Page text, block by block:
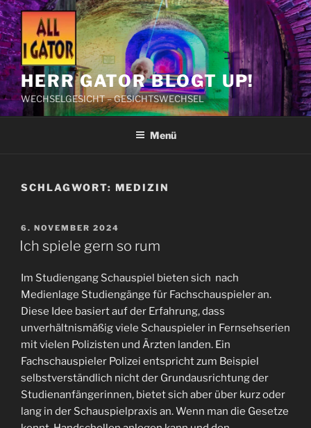
Zum
Inhalt
springen
HERR GATOR BLOGT UP!
WECHSELGESICHT – GESICHTSWECHSEL
Menü
SCHLAGWORT: MEDIZIN
VERÖFFENTLICHT
AM
6. NOVEMBER 2024
Ich spiele gern so rum
Im Studiengang Schauspiel bieten sich nach
Medienlage Studiengänge für Fachschauspieler an.
Diese Idee basiert auf der Erfahrung, dass
unverhältnismäßig viele Schauspieler in Fernsehserien
mit vielen Polizisten und Ärzten landen. Ein
Fachschauspieler Polizei entspricht zum Beispiel
selbstverständlich nicht der Grundausrichtung der
Studienanfängerinnen, bietet sich aber über kurz oder
lang in der Schauspielpraxis an. Wenn man die Gesetze